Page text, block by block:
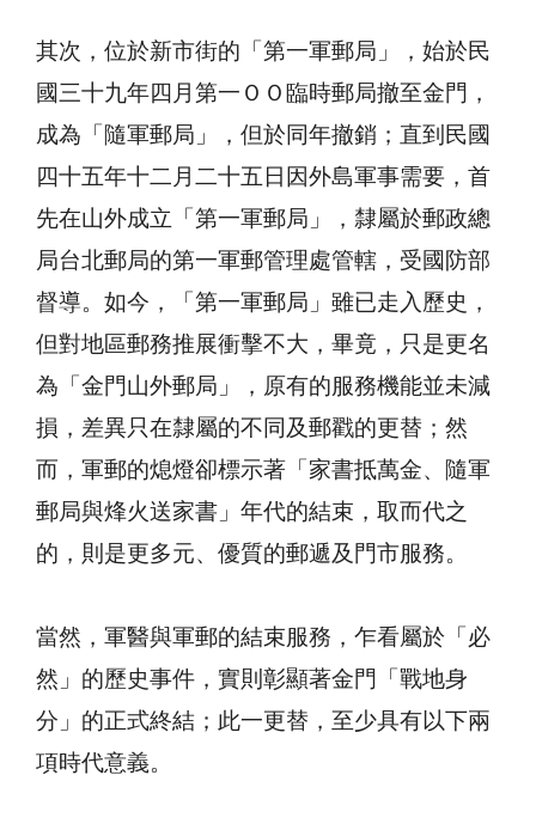
其次，位於新市街的「第一軍郵局」，始於民
國三十九年四月第一ＯＯ臨時郵局撤至金門，
成為「隨軍郵局」，但於同年撤銷；直到民國
四十五年十二月二十五日因外島軍事需要，首
先在山外成立「第一軍郵局」，隸屬於郵政總
局台北郵局的第一軍郵管理處管轄，受國防部
督導。如今，「第一軍郵局」雖已走入歷史，
但對地區郵務推展衝擊不大，畢竟，只是更名
為「金門山外郵局」，原有的服務機能並未減
損，差異只在隸屬的不同及郵戳的更替；然
而，軍郵的熄燈卻標示著「家書抵萬金、隨軍
郵局與烽火送家書」年代的結束，取而代之
的，則是更多元、優質的郵遞及門市服務。
當然，軍醫與軍郵的結束服務，乍看屬於「必
然」的歷史事件，實則彰顯著金門「戰地身
分」的正式終結；此一更替，至少具有以下兩
項時代意義。